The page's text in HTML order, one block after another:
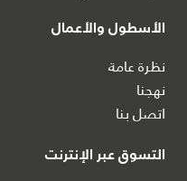
الأسطول والأعمال
نظرة عامة
نهجنا
اتصل بنا
التسوق عبر الإنترنت